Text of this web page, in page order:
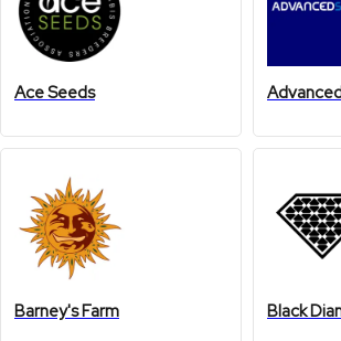
Ace Seeds
Barney's Farm Black